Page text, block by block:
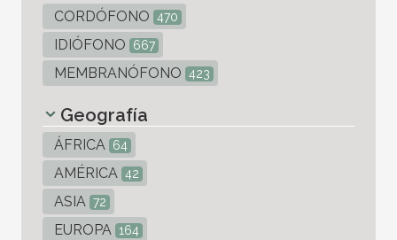
CORDÓFONO 470
IDIÓFONO 667
MEMBRANÓFONO 423
Geografía
ÁFRICA 64
AMÉRICA 42
ASIA 72
EUROPA 164